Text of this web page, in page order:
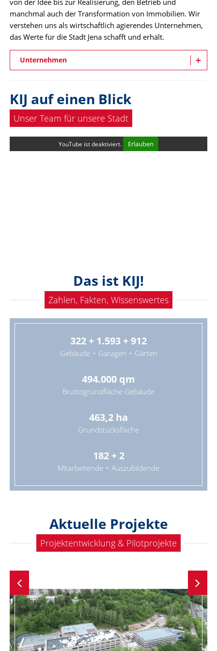
manchmal auch der Transformation von Immobilien. Wir
verstehen uns als wirtschaftlich agierendes Unternehmen,
das Werte für die Stadt Jena schafft und erhält.
Unternehmen
KIJ auf einen Blick
Unser Team für unsere Stadt
YouTube ist deaktiviert. Erlauben
Das ist KIJ!
Zahlen, Fakten, Wissenswertes
322 + 1.593 + 912
Gebäude + Garagen + Gärten
494.000 qm
Bruttogrundfläche Gebäude
463,2 ha
Grundstücksfläche
182 + 2
Mitarbeitende + Auszubildende
Aktuelle Projekte
Projektentwicklung & Pilotprojekte